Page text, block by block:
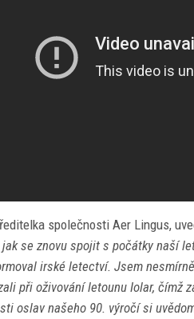
společnosti Aer Lingus,
se znovu spojit s počátky naší
irské letectví. Jsem
při oživování letounu Iolar, čímž
oslav našeho 90. výročí si